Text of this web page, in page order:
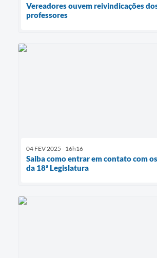
Vereadores ouvem reivindicações
professores
04 FEV 2025 - 16h16
Saiba como entrar em contato com
da 18ª Legislatura